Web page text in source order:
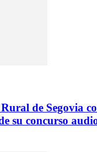
de Segovia
su concurso